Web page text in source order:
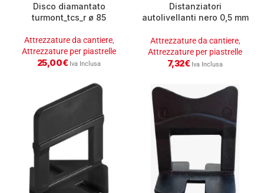
Disco diamantato
turmont_tcs_r ø 85
Attrezzature da cantiere,
Attrezzature per piastrelle
25,00€ Iva Inclusa
Distanziatori
autolivellanti nero 0,5 mm
Attrezzature da cantiere,
Attrezzature per piastrelle
7,32€ Iva Inclusa